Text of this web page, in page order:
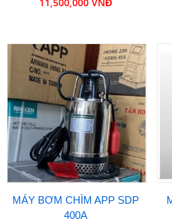
11,500,000 VNĐ
MÁY BƠM CHÌM APP SDP
400A